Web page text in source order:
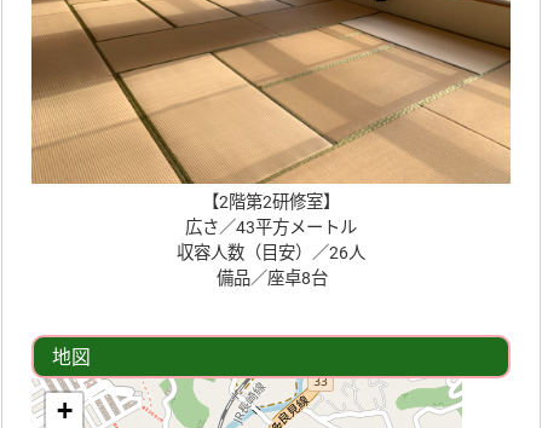
【2階第2研修室】
広さ／43平方メートル
収容人数（目安）／26人
備品／座卓8台
地図
+